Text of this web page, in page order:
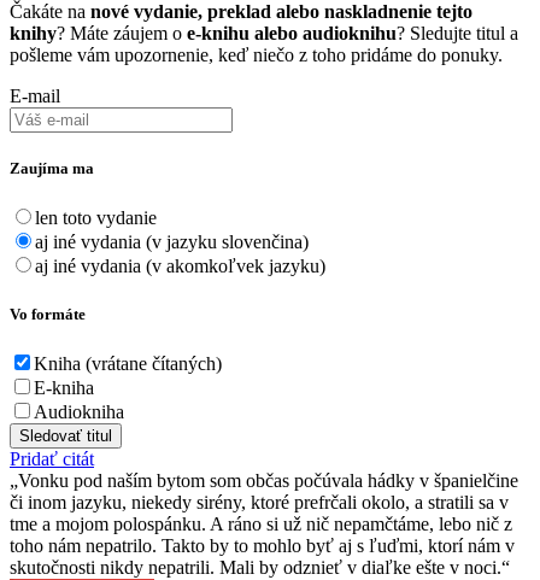
Čakáte na nové vydanie, preklad alebo naskladnenie tejto
knihy? Máte záujem o e-knihu alebo audioknihu? Sledujte titul a
pošleme vám upozornenie, keď niečo z toho pridáme do ponuky.
E-mail
Zaujíma ma
len toto vydanie
aj iné vydania (v jazyku slovenčina)
aj iné vydania (v akomkoľvek jazyku)
Vo formáte
Kniha (vrátane čítaných)
E-kniha
Audiokniha
Sledovať titul
Pridať citát
Vonku pod naším bytom som občas počúvala hádky v španielčine
či inom jazyku, niekedy sirény, ktoré prefrčali okolo, a stratili sa v
tme a mojom polospánku. A ráno si už nič nepamčtáme, lebo nič z
toho nám nepatrilo. Takto by to mohlo byť aj s ľuďmi, ktorí nám v
skutočnosti nikdy nepatrili. Mali by odznieť v diaľke ešte v noci.